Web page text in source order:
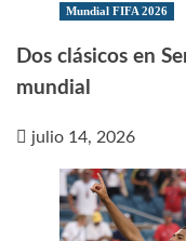
Mundial FIFA 2026
Dos clásicos en
mundial
julio 14, 2026